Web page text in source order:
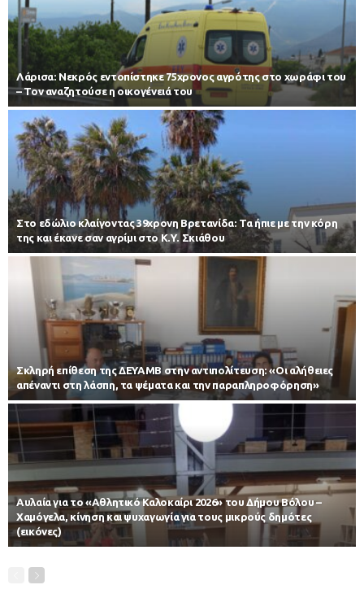
Λάρισα: Νεκρός εντοπίστηκε 75χρονος αγρότης στο χωράφι του
– Toν αναζητούσε η οικογένειά του
Στο εδώλιο κλαίγοντας 39χρονη Βρετανίδα: Τα ήπιε με την κόρη
της και έκανε σαν αγρίμι στο Κ.Υ. Σκιάθου
Σκληρή επίθεση της ΔΕΥΑΜΒ στην αντιπολίτευση: «Οι αλήθειες
απέναντι στη λάσπη, τα ψέματα και την παραπληροφόρηση»
Αυλαία για το «Αθλητικό Καλοκαίρι 2026» του Δήμου Βόλου –
Χαμόγελα, κίνηση και ψυχαγωγία για τους μικρούς δημότες
(εικόνες)